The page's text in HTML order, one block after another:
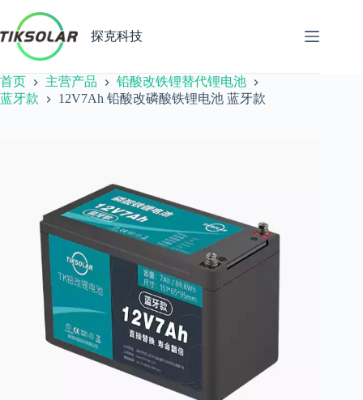
内
探克科技
首页 主营产品
铅酸改铁锂替代锂电池
蓝牙款
12V7Ah 铅酸改磷酸铁锂电池 蓝牙款